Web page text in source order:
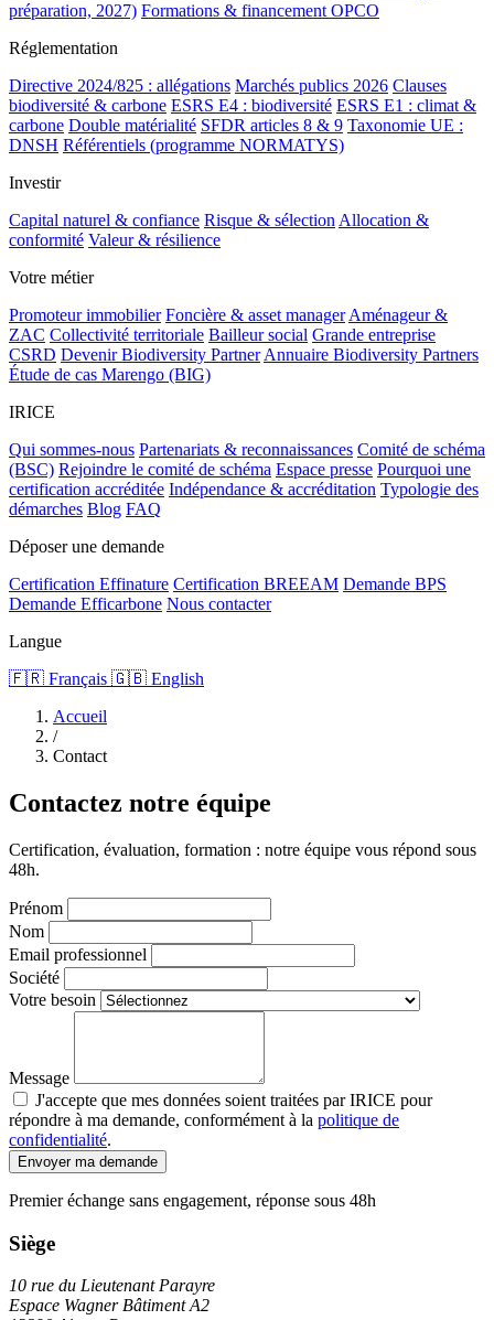
préparation, 2027) Formations & financement OPCO
Réglementation
Directive 2024/825 : allégations Marchés publics 2026 Clauses
biodiversité & carbone ESRS E4 : biodiversité ESRS E1 : climat &
carbone Double matérialité SFDR articles 8 & 9 Taxonomie UE :
DNSH Référentiels (programme NORMATYS)
Investir
Capital naturel & confiance Risque & sélection Allocation &
conformité Valeur & résilience
Votre métier
Promoteur immobilier Foncière & asset manager Aménageur &
ZAC Collectivité territoriale Bailleur social Grande entreprise
CSRD Devenir Biodiversity Partner Annuaire Biodiversity Partners
Étude de cas Marengo (BIG)
IRICE
Qui sommes-nous Partenariats & reconnaissances Comité de schéma
(BSC) Rejoindre le comité de schéma Espace presse Pourquoi une
certification accréditée Indépendance & accréditation Typologie des
démarches Blog FAQ
Déposer une demande
Certification Effinature Certification BREEAM Demande BPS
Demande Efficarbone Nous contacter
Langue
🇫🇷 Français 🇬🇧 English
Accueil
/
Contact
Contactez notre équipe
Certification, évaluation, formation : notre équipe vous répond sous
48h.
Prénom
Nom
Email professionnel
Société
Votre besoin
Message
J'accepte que mes données soient traitées par IRICE pour
répondre à ma demande, conformément à la politique de
confidentialité.
Envoyer ma demande
Premier échange sans engagement, réponse sous 48h
Siège
10 rue du Lieutenant Parayre
Espace Wagner Bâtiment A2